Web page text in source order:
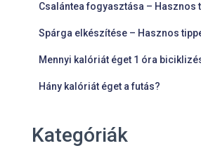
Csalántea fogyasztása – Hasznos
Spárga elkészítése – Hasznos
Mennyi kalóriát éget 1 óra
Hány kalóriát éget a futás?
Kategóriák